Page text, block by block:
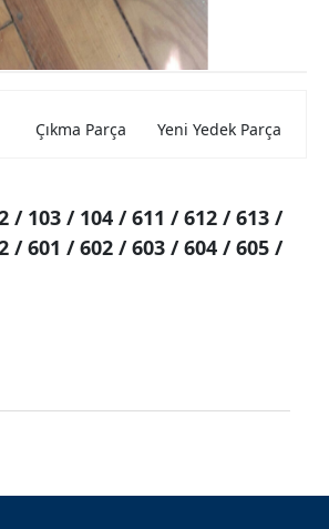
Stop Lambası
Marş Dinamolar
Çıkma Parça Yeni Yedek Parça
/ 103 / 104 / 611 / 612 / 613 /
/ 601 / 602 / 603 / 604 / 605 /